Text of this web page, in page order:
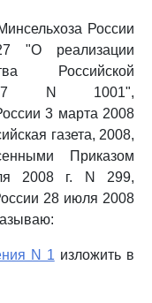
России
"О реализации
Российской
N 1001",
3 марта 2008
газета, 2008,
Приказом
2008 г. N 299,
28 июля 2008
N 1 изложить в